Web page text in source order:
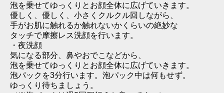
泡を乗せてゆっくりとお顔全体に広げていきます。
優しく、優しく、小さくクルクル回しながら、
手がお肌に触れるか触れないかくらいの絶妙な
タッチで摩擦レス洗顔を行います。
・夜洗顔
気になる部分、鼻やおでこなどから、
泡を乗せてゆっくりとお顔全体に広げていきます。
泡パックを3分行います。泡パック中は何もせず。
ゆっくり待ちましょう。